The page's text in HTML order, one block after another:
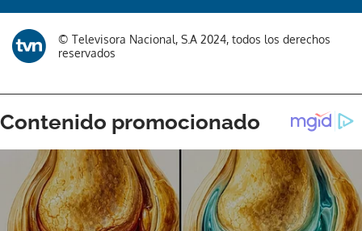
© Televisora Nacional, S.A 2024, todos los derechos
reservados